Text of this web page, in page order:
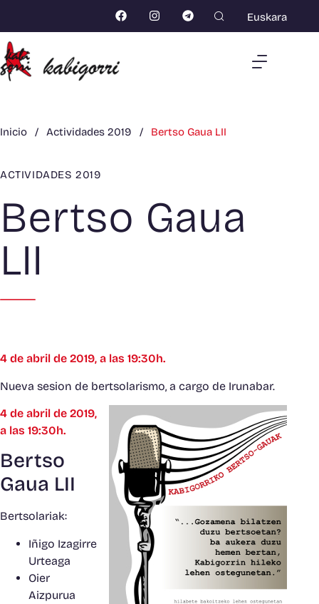
Euskara
Inicio / Actividades 2019 / Bertso Gaua LII
ACTIVIDADES 2019
Bertso Gaua
LII
4 de abril de 2019, a las 19:30h.
Nueva sesion de bertsolarismo, a cargo de Irunabar.
4 de abril de 2019,
a las 19:30h.
Bertso
Gaua LII
Bertsolariak:
Iñigo Izagirre
Urteaga
Oier
Aizpurua